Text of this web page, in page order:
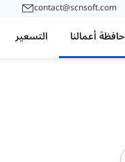
contact@scnsoft.com
حافظة أعمالنا التسعير